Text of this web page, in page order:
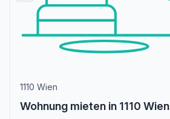
1110 Wien
Wohnung mieten in 1110 Wien